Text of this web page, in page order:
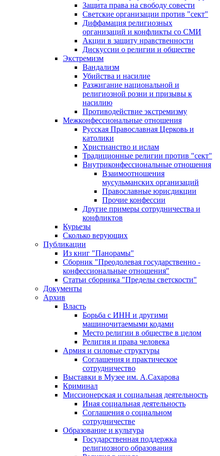
Защита права на свободу совести
Светские организации против "сект"
Диффамация религиозных
организаций и конфликты со СМИ
Акции в защиту нравственности
Дискуссии о религии и обществе
Экстремизм
Вандализм
Убийства и насилие
Разжигание национальной и
религиозной розни и призывы к
насилию
Противодействие экстремизму
Межконфессиональные отношения
Русская Православная Церковь и
католики
Христианство и ислам
Традиционные религии против "сект"
Внутриконфессиональные отношения
Взаимоотношения
мусульманских организаций
Православные юрисдикции
Прочие конфессии
Другие примеры сотрудничества и
конфликтов
Курьезы
Сколько верующих
Публикации
Из книг "Панорамы"
Сборник "Преодолевая государственно -
конфессиональные отношения"
Статьи сборника "Пределы светскости"
Документы
Архив
Власть
Борьба с ИНН и другими
машиночитаемыми кодами
Место религии в обществе в целом
Религия и права человека
Армия и силовые структуры
Соглашения и практическое
сотрудничество
Выставки в Музее им. А.Сахарова
Криминал
Миссионерская и социальная деятельность
Иная социальная деятельность
Соглашения о социальном
сотрудничестве
Образование и культура
Государственная поддержка
религиозного образования